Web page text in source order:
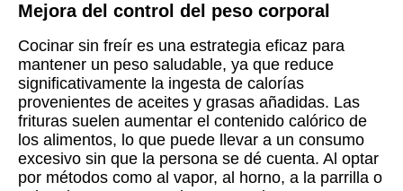
Mejora del control del peso corporal
Cocinar sin freír es una estrategia eficaz para
mantener un peso saludable, ya que reduce
significativamente la ingesta de calorías
provenientes de aceites y grasas añadidas. Las
frituras suelen aumentar el contenido calórico de
los alimentos, lo que puede llevar a un consumo
excesivo sin que la persona se dé cuenta. Al optar
por métodos como al vapor, al horno, a la parrilla o